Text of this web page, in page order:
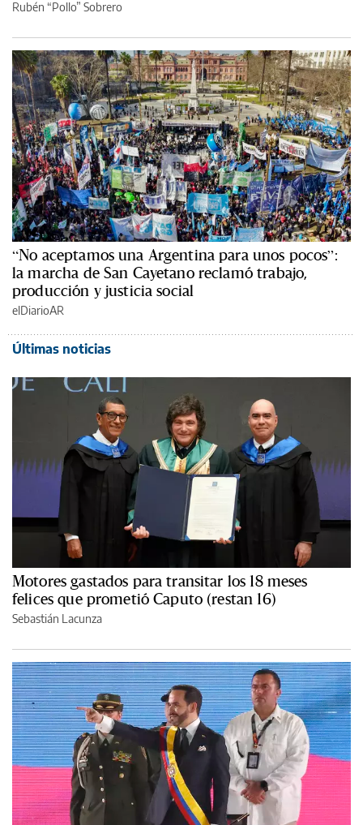
Rubén “Pollo” Sobrero
“No aceptamos una Argentina para unos pocos”:
la marcha de San Cayetano reclamó trabajo,
producción y justicia social
elDiarioAR
Últimas noticias
Motores gastados para transitar los 18 meses
felices que prometió Caputo (restan 16)
Sebastián Lacunza